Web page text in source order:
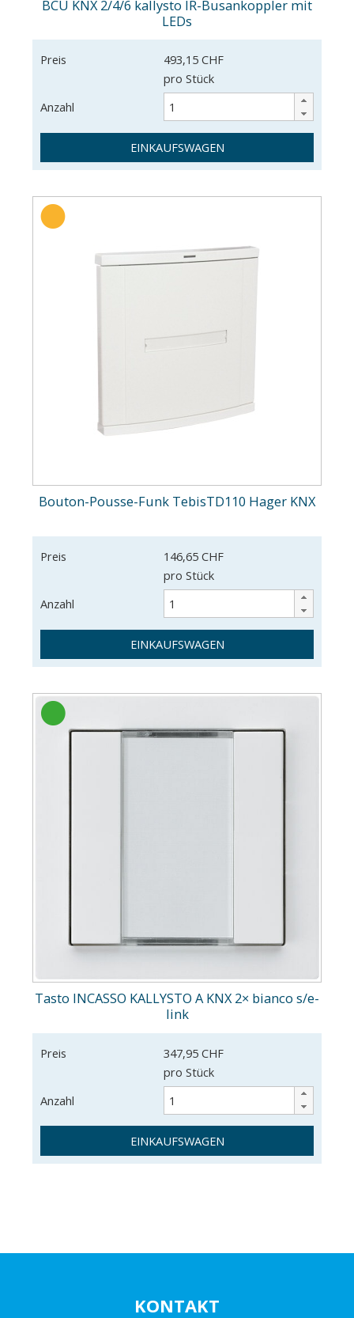
BCU KNX 2/4/6 kallysto IR-Busankoppler mit
LEDs
Preis
493,15 CHF
pro Stück
Anzahl
EINKAUFSWAGEN
Bouton-Pousse-Funk TebisTD110 Hager KNX
Preis
146,65 CHF
pro Stück
Anzahl
EINKAUFSWAGEN
Tasto INCASSO KALLYSTO A KNX 2× bianco s/e-
link
Preis
347,95 CHF
pro Stück
Anzahl
EINKAUFSWAGEN
KONTAKT